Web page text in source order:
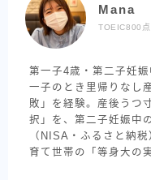
Mana
TOEIC800点
第一子4歳・第二子妊
一子のとき里帰りなし
敗」を経験。産後うつ
択」を、第二子妊娠中
（NISA・ふるさと納
育て世帯の「等身大の